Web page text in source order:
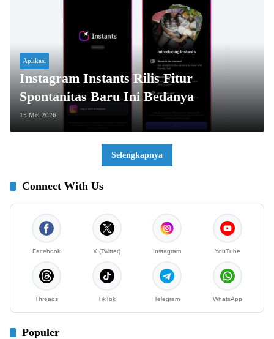
Aplikasi
Instagram Instants Rilis Fitur
Spontanitas Baru Ini Bedanya
15 Mei 2026
Selengkapnya
Connect With Us
Facebook X (Twitter) Instagram YouTube
Threads TikTok Telegram WhatsApp
Populer